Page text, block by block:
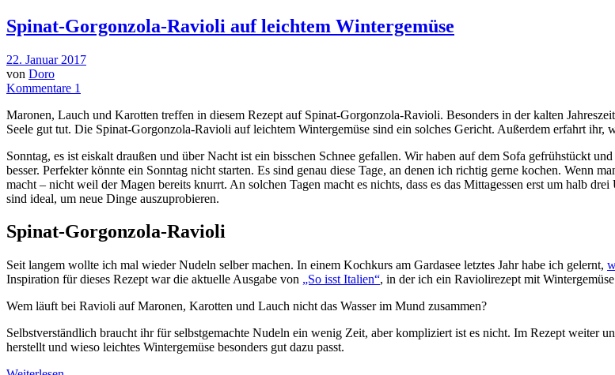
Spinat-Gorgonzola-Ravioli auf leichtem Wintergemüse
22. Januar 2017
von Doro
Kommentare 1
Maronen, Lauch und Karotten treffen in diesem Rezept auf Spinat-Gorgonzola-Ravioli. Besonders in der kalten
Seele gut tut. Die Spinat-Gorgonzola-Ravioli auf leichtem Wintergemüse sind ein solches Gericht. Außerdem erfahrt ihr,
Sonntag, es ist eiskalt draußen und über Nacht ist ein bisschen Schnee gefallen. Wir haben auf dem Sofa gefrühstückt
besser. Perfekter könnte ein Sonntag nicht starten. Es sind genau diese Tage, an denen ich richtig gerne kochen. Wenn
macht – nicht weil der Magen bereits knurrt. An solchen Tagen macht es nichts, dass es das Mittagessen erst um halb
sind ideal, um neue Dinge auszuprobieren.
Spinat-Gorgonzola-Ravioli
Seit langem wollte ich mal wieder Nudeln selber machen. In einem Kochkurs am Gardasee letztes Jahr habe ich gelernt,
Inspiration für dieses Rezept war die aktuelle Ausgabe von „So isst Italien“, in der ich ein Raviolirezept mit
Wem läuft bei Ravioli auf Maronen, Karotten und Lauch nicht das Wasser im Mund zusammen?
Selbstverständlich braucht ihr für selbstgemachte Nudeln ein wenig Zeit, aber kompliziert ist es nicht. Im Rezept weiter
herstellt und wieso leichtes Wintergemüse besonders gut dazu passt.